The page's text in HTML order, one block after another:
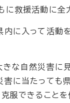
に救援活動に全
内に入って活動
な自然災害に
害に当たっても
服できることを